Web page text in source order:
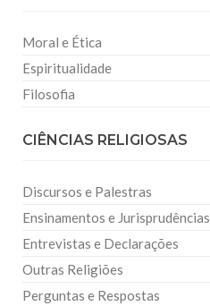
Moral e Ética
Espiritualidade
Filosofia
CIÊNCIAS RELIGIOSAS
Discursos e Palestras
Ensinamentos e Jurisprudências
Entrevistas e Declarações
Outras Religiões
Perguntas e Respostas